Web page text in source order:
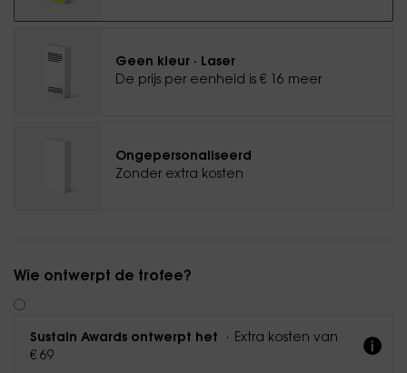
Geen kleur · Laser
De prijs per eenheid is € 16 meer
Ongepersonaliseerd
Zonder extra kosten
Wie ontwerpt de trofee?
Sustain Awards ontwerpt het · Extra kosten van
€ 69